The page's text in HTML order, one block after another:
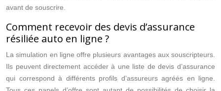
avant de souscrire.
Comment recevoir des devis d’assurance
résiliée auto en ligne ?
La simulation en ligne offre plusieurs avantages aux souscripteurs.
Ils peuvent directement accéder à une liste de devis d’assurance
qui correspond à différents profils d’assureurs agréés en ligne.